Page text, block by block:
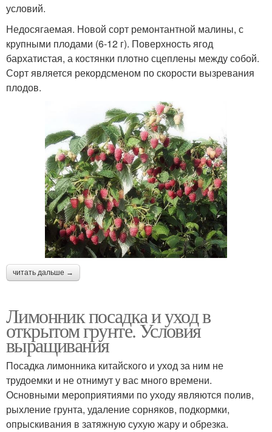
условий.
Недосягаемая. Новой сорт ремонтантной малины, с
крупными плодами (6-12 г). Поверхность ягод
бархатистая, а костянки плотно сцеплены между собой.
Сорт является рекордсменом по скорости вызревания
плодов.
читать дальше →
Лимонник посадка и уход в
открытом грунте. Условия
выращивания
Посадка лимонника китайского и уход за ним не
трудоемки и не отнимут у вас много времени.
Основными мероприятиями по уходу являются полив,
рыхление грунта, удаление сорняков, подкормки,
опрыскивания в затяжную сухую жару и обрезка.